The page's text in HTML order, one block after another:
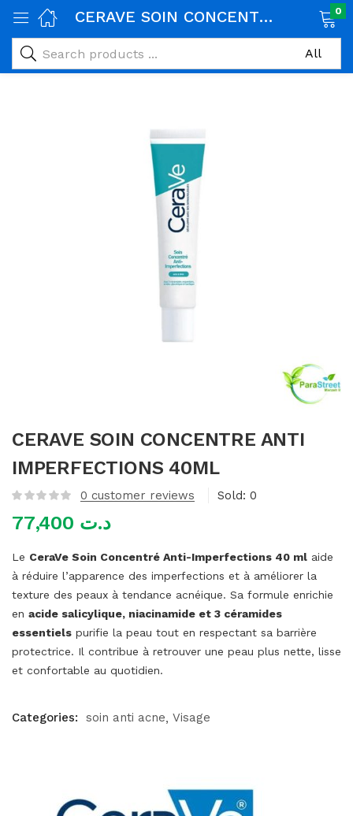
alimentaires)
CERAVE SOIN CONCENTRE ANTI IMPERFECTIONS 40ML 0
CERAVE SOIN CONCENTRE ANTI
IMPERFECTIONS 40ML
0 customer reviews Sold: 0
د.ت
Le CeraVe Soin Concentré Anti-Imperfections 40 ml aide
à réduire l’apparence des imperfections et à améliorer la
texture des peaux à tendance acnéique. Sa formule enrichie
en acide salicylique, niacinamide et 3 céramides
essentiels purifie la peau tout en respectant sa barrière
protectrice. Il contribue à retrouver une peau plus nette, lisse
et confortable au quotidien.
Categories: soin anti acne Visage